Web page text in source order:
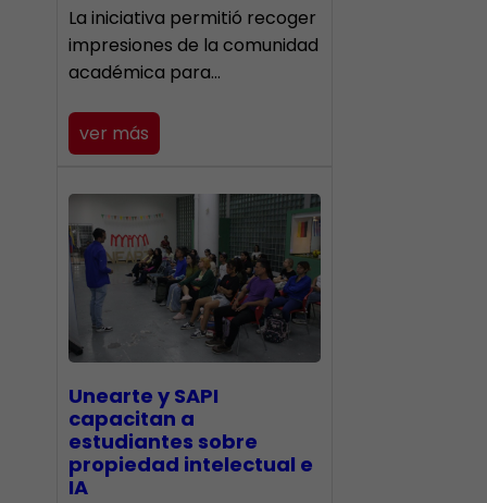
La iniciativa permitió recoger
impresiones de la comunidad
académica para…
ver más
Unearte y SAPI
capacitan a
estudiantes sobre
propiedad intelectual e
IA